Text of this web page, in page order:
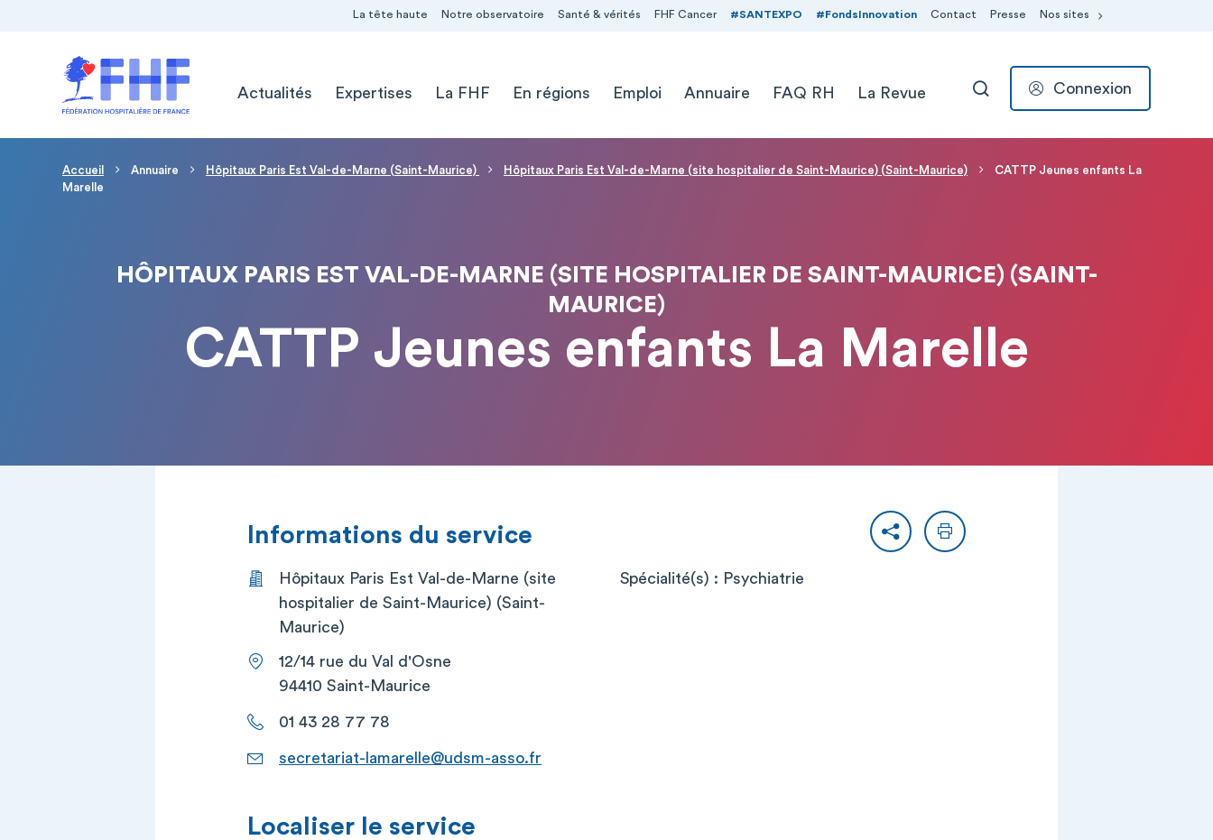
La tête haute Notre observatoire Santé & vérités FHF Cancer #SANTEXPO #FondsInnovation Contact Presse Nos sites
Actualités
Expertises La FHF En régions Emploi Annuaire FAQ RH La Revue RECHERCHER
Connexion
Fil d'Ariane
Accueil Annuaire Hôpitaux Paris Est Val-de-Marne (Saint-Maurice) Hôpitaux Paris Est Val-de-Marne (site hospitalier de Saint-Maurice) (Saint-Maurice)
CATTP Jeunes enfants La
Marelle
HÔPITAUX PARIS EST VAL-DE-MARNE (SITE HOSPITALIER DE SAINT-MAURICE) (SAINT-
MAURICE)
CATTP Jeunes enfants La Marelle
PartagerImprimer
Informations du service
Hôpitaux Paris Est Val-de-Marne (site
hospitalier de Saint-Maurice) (Saint-
Maurice)
12/14 rue du Val d'Osne
94410 Saint-Maurice
01 43 28 77 78
secretariat-lamarelle@udsm-asso.fr
Spécialité(s) : Psychiatrie
Localiser le service